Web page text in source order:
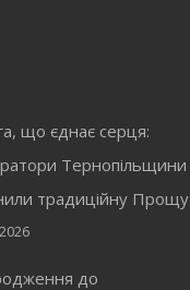
що єднає серця:
Тернопільщини
традиційну Прощу
до